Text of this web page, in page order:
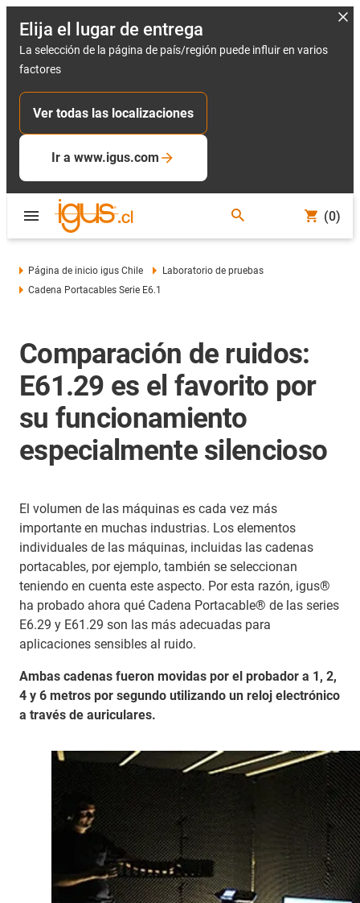
Elija el lugar de entrega
La selección de la página de país/región puede influir en varios
factores
Ver todas las localizaciones
Ir a www.igus.com
(0)
Página de inicio igus Chile
Laboratorio de pruebas
Cadena Portacables Serie E6.1
Comparación de ruidos:
E61.29 es el favorito por
su funcionamiento
especialmente silencioso
El volumen de las máquinas es cada vez más
importante en muchas industrias. Los elementos
individuales de las máquinas, incluidas las cadenas
portacables, por ejemplo, también se seleccionan
teniendo en cuenta este aspecto. Por esta razón, igus®
ha probado ahora qué Cadena Portacable® de las series
E6.29 y E61.29 son las más adecuadas para
aplicaciones sensibles al ruido.
Ambas cadenas fueron movidas por el probador a 1, 2,
4 y 6 metros por segundo utilizando un reloj electrónico
a través de auriculares.